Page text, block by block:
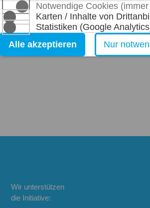
Notwendige Cookies
Karten / Inhalte von
Statistiken (Google
Alle akzeptieren
Nur
Wir unterstützen
die Initiative: